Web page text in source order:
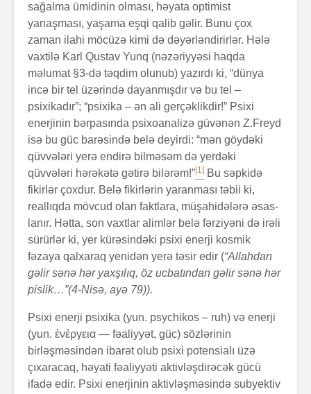
sağalma ümidinin olması, həyata optimist
yanaşması, yaşama eşqi qalib gəlir. Bunu çox
zaman ilahi möcüzə kimi də dəyərləndirirlər. Hələ
vaxtilə Karl Qustav Yunq (nəzəriyyəsi haqda
məlumat §3-də təqdim olunub) yazırdı ki, “dünya
incə bir tel üzərində dayanmışdır və bu tel –
psixikadır”; “psixika – ən ali gerçəklikdir!” Psixi
enerjinin bərpasında psixoanalizə güvənən Z.Freyd
isə bu güc barəsində belə deyirdi: “mən göydəki
qüvvələri yerə endirə bilməsəm də yerdəki
qüvvələri hərəkətə gətirə bilərəm!”[1] Bu səp­ki­də
fikirlər çoxdur. Belə fikirlərin yaranması təbii ki,
reallıqda mövcud olan faktlara, müşahidələrə əsas­
la­nır. Hətta, son vaxtlar alimlər belə fərziyəni də irəli
sürürlər ki, yer kürəsindəki psixi enerji kosmik
fəzaya qalxaraq yenidən yerə təsir edir (“Allahdan
gəlir sənə hər yax­şı­lıq, öz ucbatından gəlir sənə hər
pislik…”(4-Nisə, ayə 79)).
Psixi enerji psixika (yun. psychikos – ruh) və enerji
(yun. ἐνέργεια — fəaliyyət, güc) sözlərinin
birləşməsin­dən ibarət olub psixi potensialı üzə
çıxaracaq, həyati fəaliyyəti aktivləşdirəcək gücü
ifadə edir. Psixi enerjinin aktivləşməsində subyektiv